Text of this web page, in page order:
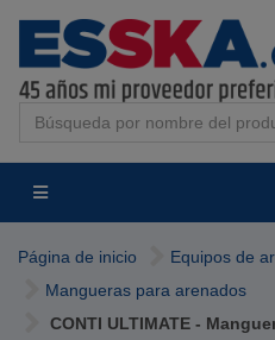
Página de inicio
Equipos de
Mangueras para arenados
CONTI ULTIMATE -